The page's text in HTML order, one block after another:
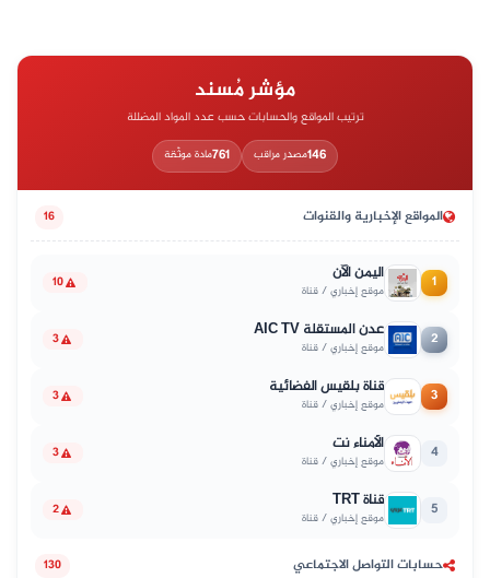
مؤشر مُسند
ترتيب المواقع والحسابات حسب عدد المواد المضللة
146مصدر مراقب 761مادة موثّقة
المواقع الإخبارية والقنوات 16
1 اليمن الآن
موقع إخباري / قناة 10
2 عدن المستقلة AIC TV
موقع إخباري / قناة 3
3 قناة بلقيس الفضائية
موقع إخباري / قناة 3
4 الأمناء نت
موقع إخباري / قناة 3
5 قناة TRT
موقع إخباري / قناة 2
حسابات التواصل الاجتماعي 130